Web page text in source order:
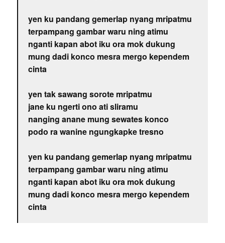
yen ku pandang gemerlap nyang mripatmu
terpampang gambar waru ning atimu
nganti kapan abot iku ora mok dukung
mung dadi konco mesra mergo kependem
cinta
yen tak sawang sorote mripatmu
jane ku ngerti ono ati sliramu
nanging anane mung sewates konco
podo ra wanine ngungkapke tresno
yen ku pandang gemerlap nyang mripatmu
terpampang gambar waru ning atimu
nganti kapan abot iku ora mok dukung
mung dadi konco mesra mergo kependem
cinta